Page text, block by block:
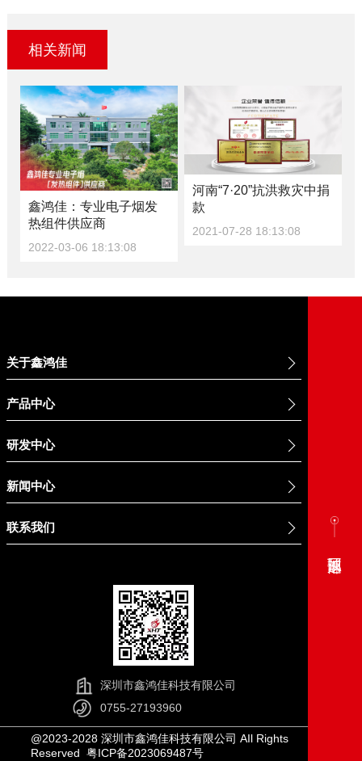
相关新闻
鑫鸿佳：专业电子烟发
热组件供应商
2022-03-06 18:13:08
河南“7·20”抗洪救灾中捐
款
2021-07-28 18:13:08
关于鑫鸿佳
产品中心
研发中心
新闻中心
联系我们
深圳市鑫鸿佳科技有限公司
0755-27193960
@2023-2028 深圳市鑫鸿佳科技有限公司 AIl Rights
Reserved 粤ICP备2023069487号